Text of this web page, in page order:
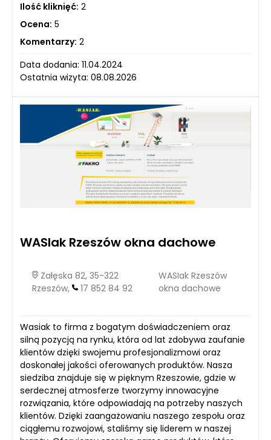
Ilość kliknięć: 2
Ocena: 5
Komentarzy: 2
Data dodania: 11.04.2024
Ostatnia wizyta: 08.08.2026
WASIak Rzeszów okna dachowe
Załęska 82, 35-322
Rzeszów,
17 852 84 92
WASIak Rzeszów
okna dachowe
Wasiak to firma z bogatym doświadczeniem oraz
silną pozycją na rynku, która od lat zdobywa zaufanie
klientów dzięki swojemu profesjonalizmowi oraz
doskonałej jakości oferowanych produktów. Nasza
siedziba znajduje się w pięknym Rzeszowie, gdzie w
serdecznej atmosferze tworzymy innowacyjne
rozwiązania, które odpowiadają na potrzeby naszych
klientów. Dzięki zaangażowaniu naszego zespołu oraz
ciągłemu rozwojowi, staliśmy się liderem w naszej